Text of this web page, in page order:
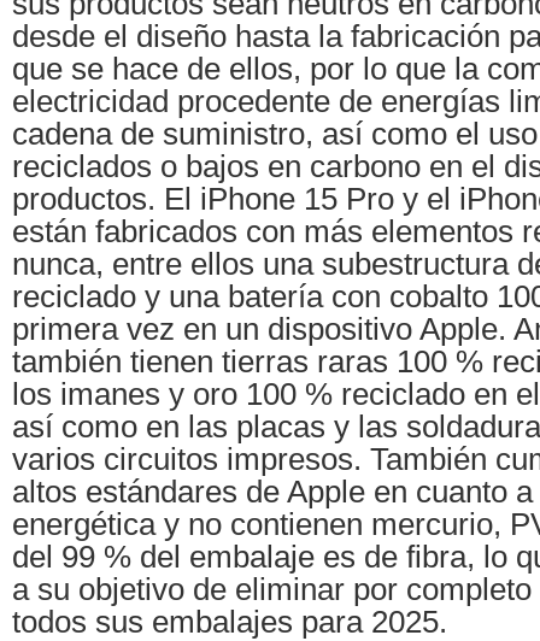
desde el diseño hasta la fabricación
que se hace de ellos, por lo que la
electricidad procedente de energías
cadena de suministro, así como el
reciclados o bajos en carbono en el
productos. El iPhone 15 Pro y el
están fabricados con más elementos
nunca, entre ellos una subestructura
reciclado y una batería con cobalto
primera vez en un dispositivo Apple.
también tienen tierras raras 100 %
los imanes y oro 100 % reciclado en
así como en las placas y las
varios circuitos impresos. También
altos estándares de Apple en cuanto
energética y no contienen mercurio,
del 99 % del embalaje es de fibra, lo
a su objetivo de eliminar por
todos sus embalajes para 2025.